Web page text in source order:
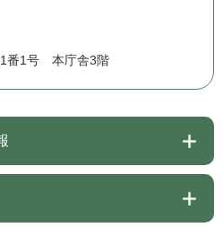
1番1号 本庁舎3階